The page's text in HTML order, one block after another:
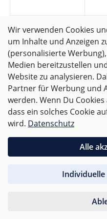
Federmäppchen
überfüllen
in
Alles erst kurz
Pflege und
Wir verwenden Cookies
um Inhalte und Anzeigen
(personalisierte
Medien bereitzustellen
Website zu analysieren.
Partner für Werbung und
werden. Wenn Du
dass ein solches Cookie
wird. Datenschutz
Individuelle
Alle